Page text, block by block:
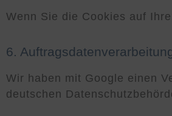
Wenn Sie die Cookies auf
6.
Wir haben mit Google einen
deutschen